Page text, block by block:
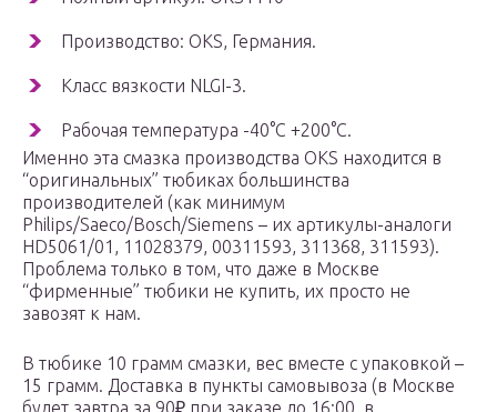
Производство: OKS, Германия.
Класс вязкости NLGI-3.
Рабочая температура -40°С +200°С.
Именно эта смазка производства OKS находится в
“оригинальных” тюбиках большинства
производителей (как минимум
Philips/Saeco/Bosch/Siemens – их артикулы-аналоги
HD5061/01, 11028379, 00311593, 311368, 311593).
Проблема только в том, что даже в Москве
“фирменные” тюбики не купить, их просто не
завозят к нам.
В тюбике 10 грамм смазки, вес вместе с упаковкой –
15 грамм. Доставка в пункты самовывоза (в Москве
будет завтра за 90₽ при заказе до 16:00, в